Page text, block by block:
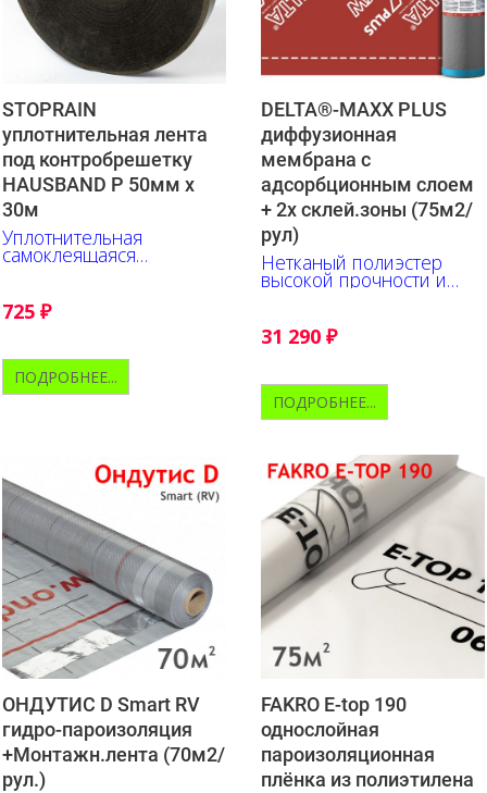
STOPRAIN
уплотнительная лента
под контробрешетку
HAUSBAND P 50мм х
30м
Уплотнительная
самоклеящаяся
односторонняя лента для
725 ₽
ПОДРОБНЕЕ...
DELTA®-MAXX PLUS
диффузионная
мембрана с
адсорбционным слоем
+ 2х склей.зоны (75м2/
рул)
Нетканый полиэстер
высокой прочности и
паропроницаемое
термопластичного
полиуретана.
31 290 ₽
ПОДРОБНЕЕ...
ОНДУТИС D Smart RV
гидро-пароизоляция
+Монтажн.лента (70м2/
рул.)
FAKRO E-top 190
однослойная
пароизоляционная
плёнка из полиэтилена